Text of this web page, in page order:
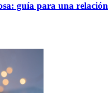
guía para una relación